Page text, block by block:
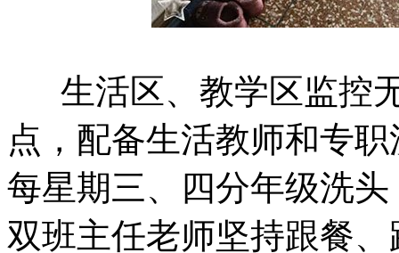
生活区、教学区监控
点，配备生活教师和专
每星期三、四分年级洗
双班主任老师坚持跟餐